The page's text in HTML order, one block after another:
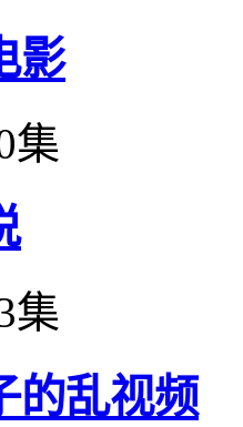
影
集
集
的乱视频